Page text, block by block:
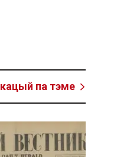
па тэме